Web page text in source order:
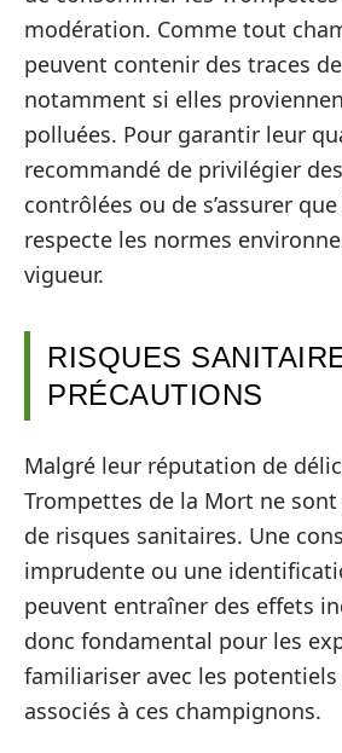
modération. Comme tout
peuvent contenir des traces
notamment si elles
polluées. Pour garantir leur
recommandé de privilégier
contrôlées ou de s’assurer
respecte les normes
vigueur.
RISQUES
PRÉCAUTIONS
Malgré leur réputation de
Trompettes de la Mort ne
de risques sanitaires. Une
imprudente ou une
peuvent entraîner des effets
donc fondamental pour les
familiariser avec les potentiels
associés à ces champignons.